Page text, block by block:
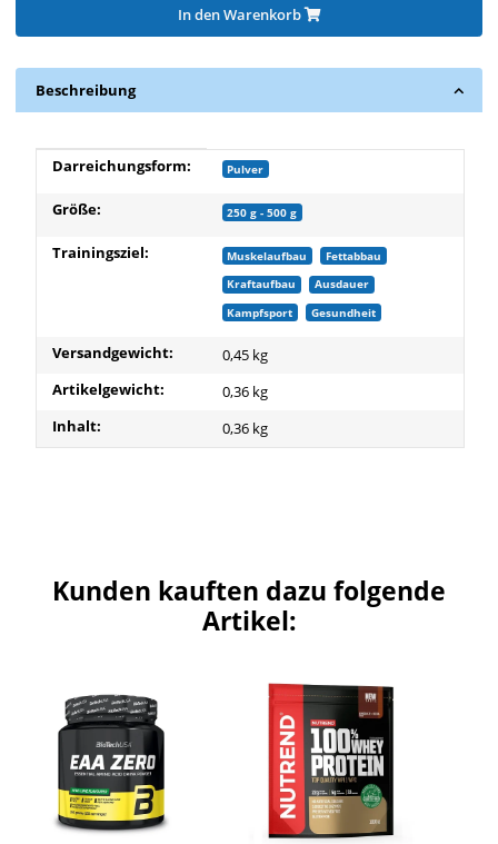
In den Warenkorb
Beschreibung
Produkteigenschaft
Wert
Darreichungsform: Pulver
Größe: 250 g - 500 g
Trainingsziel: Muskelaufbau
Fettabbau
Kraftaufbau
Ausdauer
Kampfsport
Gesundheit
Versandgewicht:
0,45 kg
Artikelgewicht:
0,36 kg
Inhalt:
0,36 kg
Kunden kauften dazu folgende
Artikel: